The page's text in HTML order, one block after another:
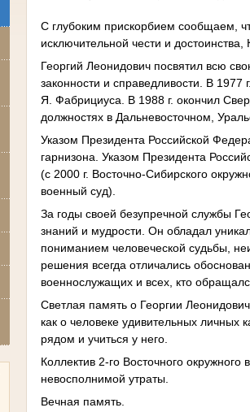
С глубоким прискорбием сообщаем,
исключительной чести и
Георгий Леонидович посвятил всю
законности и справедливости. В
Я. Фабрициуса. В 1988 г. окончил
должностях в Дальневосточном,
Указом Президента Российской
гарнизона. Указом Президента
(с 2000 г. Восточно-Сибирского
военный суд).
За годы своей безупречной службы
знаний и мудрости. Он обладал
пониманием человеческой судьбы,
решения всегда отличались
военнослужащих и всех, кто
Светлая память о Георгии
как о человеке удивительных личных
рядом и учиться у него.
Коллектив 2-го Восточного
невосполнимой утраты.
Вечная память.